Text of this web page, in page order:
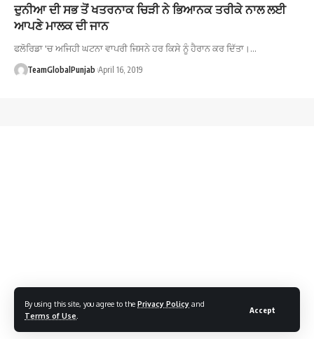
By using this site, you agree to the Privacy Policy and
Terms of Use
Accept
ਦੁਨੀਆ ਦੀ ਸਭ ਤੋਂ ਖਤਰਨਾਕ ਚਿੜੀ ਨੇ ਭਿਆਨਕ ਤਰੀਕੇ ਨਾਲ ਲਈ
ਆਪਣੇ ਮਾਲਕ ਦੀ ਜਾਨ
ਫਲੋਰਿਡਾ 'ਚ ਅਜਿਹੀ ਘਟਨਾ ਵਾਪਰੀ ਜਿਸਨੇ ਹਰ ਕਿਸੇ ਨੂੰ ਹੈਰਾਨ ਕਰ ਦਿੱਤਾ।…
TeamGlobalPunjab April 16, 2019